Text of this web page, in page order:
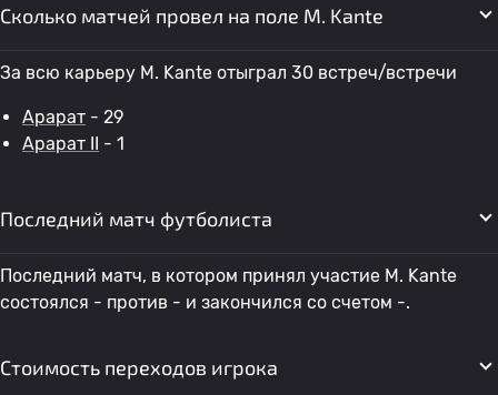
Сколько матчей провел на поле M. Kante
За всю карьеру M. Kante отыграл 30 встреч/встречи
Арарат - 29
Арарат II - 1
Последний матч футболиста
Последний матч, в котором принял участие M. Kante
состоялся - против - и закончился со счетом -.
Стоимость переходов игрока